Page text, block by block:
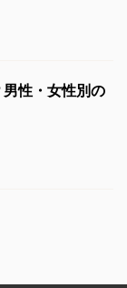
性・女性別の